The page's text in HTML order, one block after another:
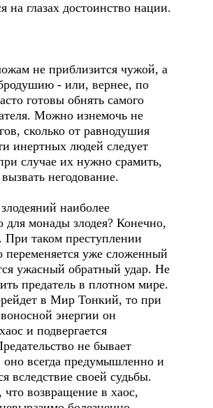
на глазах достоинство нации.
не приблизится чужой, а
- или, вернее, по
готовы обнять самого
Можно изнемочь не
сколько от равнодушия
инертных людей следует
случае их нужно срамить,
негодование.
наиболее
для монады злодея? Конечно,
При таком преступлении
переменяется уже сложенный
ужасный обратный удар. Не
предатель в плотном мире.
в Мир Тонкий, то при
энергии он
и подвергается
не бывает
всегда предумышленно и
вследствие своей судьбы.
возвращение в хаос,